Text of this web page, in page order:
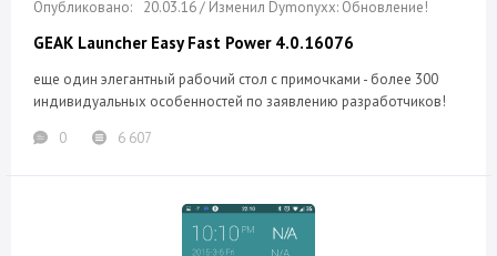
20.03.16 / Изменил Dymonyxx: Обновление!
GEAK Launcher Easy Fast Power 4.0.16076
еще один элегантный рабочий стол с примочками - более 300
индивидуальных особенностей по заявлению разработчиков!
0
6 607